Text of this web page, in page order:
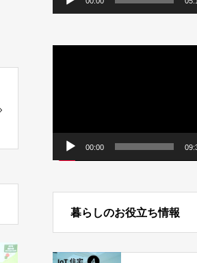
動
00:00
暮らしのお役立ち情報